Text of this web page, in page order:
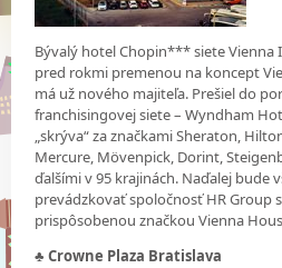
Bývalý hotel Chopin*** siete
pred rokmi premenou na koncept
má už nového majiteľa. Prešiel do
franchisingovej siete – Wyndham
„skrýva“ za značkami Sheraton,
Mercure, Mövenpick, Dorint,
ďalšími v 95 krajinách. Naďalej bude
prevádzkovať spoločnosť HR Group
prispôsobenou značkou Vienna
♣ Crowne Plaza Bratislava